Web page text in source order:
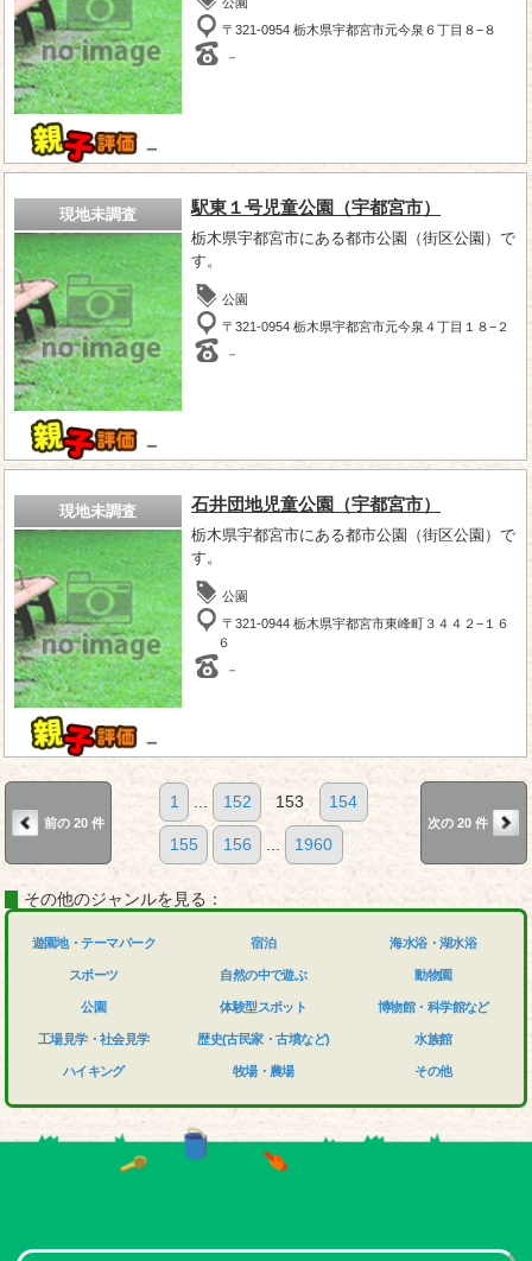
－
〒321-0954 栃木県宇都宮市元今泉６丁目８−８
－
現地未調査
－
駅東１号児童公園（宇都宮市）
栃木県宇都宮市にある都市公園（街区公園）で
す。
公園
〒321-0954 栃木県宇都宮市元今泉４丁目１８−２
－
現地未調査
－
石井団地児童公園（宇都宮市）
栃木県宇都宮市にある都市公園（街区公園）で
す。
公園
〒321-0944 栃木県宇都宮市東峰町３４４２−１６
６
－
前の 20 件
1 ... 152 153 154
155 156 ... 1960
次の 20 件
その他のジャンルを見る：
遊園地・テーマパーク
スポーツ
公園
工場見学・社会見学
ハイキング
宿泊
自然の中で遊ぶ
体験型スポット
歴史(古民家・古墳など)
牧場・農場
海水浴・湖水浴
動物園
博物館・科学館など
水族館
その他